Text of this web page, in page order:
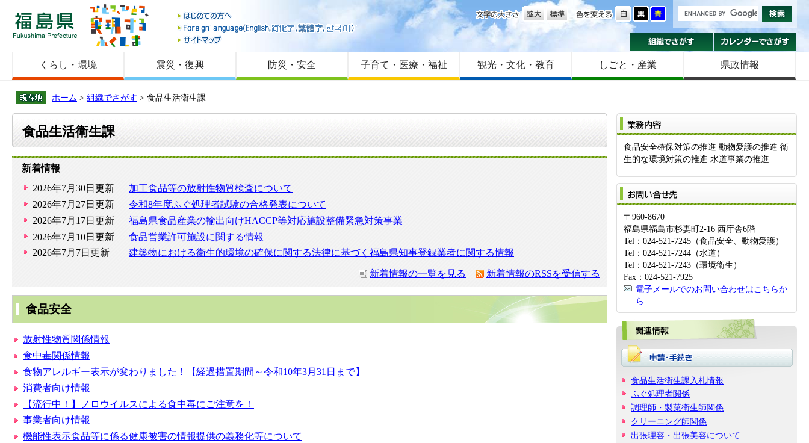
福島県
はじめての方へ
Foreign language
サイトマップ
色を変える
文字の大きさ
組織でさがす
くらし・環境 震災・復興 防災・安全 子育て・医療・福祉 観光・文化・教育 しごと・産業 県政情報
ホーム > 組織でさがす > 食品生活衛生課
食品生活衛生課
新着情報
2026年7月30日更新
加工食品等の放射性物質検査について
2026年7月27日更新
令和8年度ふぐ処理者試験の合格発表について
2026年7月17日更新
福島県食品産業の輸出向けHACCP等対応施設整備緊急対策事業
2026年7月10日更新
食品営業許可施設に関する情報
2026年7月7日更新
建築物における衛生的環境の確保に関する法律に基づく福島県知事登録業者に関する情報
新着情報の一覧を見る 新着情報のRSSを受信する
食品安全
放射性物質関係情報
食中毒関係情報
食物アレルギー表示が変わりました！【経過措置期間～令和10年3月31日まで】
消費者向け情報
【流行中！】ノロウイルスによる食中毒にご注意を！
事業者向け情報
機能性表示食品等に係る健康被害の情報提供の義務化等について
食品安全確保対策の推進 動物愛護の推進 衛
生的な環境対策の推進 水道事業の推進
〒960-8670
福島県福島市杉妻町2-16 西庁舎6階
Tel：024-521-7245（食品安全、動物愛護）
Tel：024-521-7244（水道）
Tel：024-521-7243（環境衛生）
Fax：024-521-7925
電子メールでのお問い合わせはこちらか
ら
食品生活衛生課入札情報
ふぐ処理者関係
調理師・製菓衛生師関係
クリーニング師関係
出張理容・出張美容について